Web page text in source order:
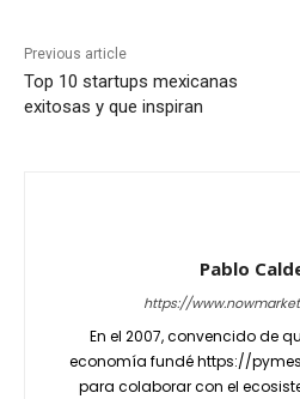
Previous article
Top 10 startups mexicanas
exitosas y que inspiran
Pablo
https://
En el 2007, convencido de
economía fundé https://
para colaborar con el